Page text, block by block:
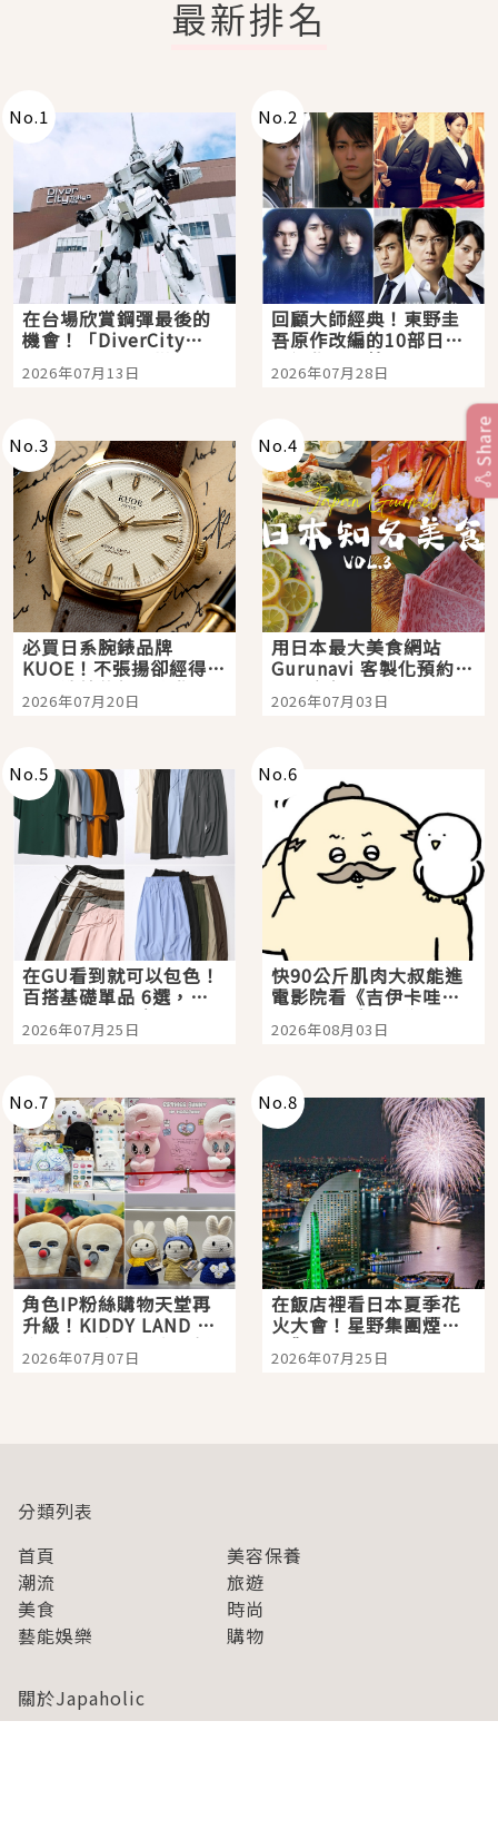
最新排名
No.1
在台場欣賞鋼彈最後的
機會！「DiverCity
Tokyo Plaza」搭船、
購物、美食及夜景，一
2026年07月13日
No.2
回顧大師經典！東野圭
吾原作改編的10部日本
影視作品推薦
2026年07月28日
No.3
必買日系腕錶品牌
KUOE！不張揚卻經得起
時間洗鍊的經典之作五
選
2026年07月20日
No.4
用日本最大美食網站
Gurunavi 客製化預約九
大都市餐廳，打造專屬
美食體驗！
2026年07月03日
No.5
在GU看到就可以包色！
百搭基礎單品 6選，閉
眼全收也不心疼
2026年07月25日
No.6
快90公斤肌肉大叔能進
電影院看《吉伊卡哇》
嗎？日本重金屬樂團
「打首」會長與nagano
2026年08月03日
No.7
角色IP粉絲購物天堂再
升級！KIDDY LAND 原
宿店吉伊卡哇迎客，新
開幕 OMOKADO 店3分
2026年07月07日
No.8
在飯店裡看日本夏季花
火大會！星野集團煙火
景觀飯店6選，讓你不用
人擠人悠閒欣賞
2026年07月25日
Share
分類列表
首頁
美容保養
潮流
旅遊
美食
時尚
藝能娛樂
購物
關於Japaholic